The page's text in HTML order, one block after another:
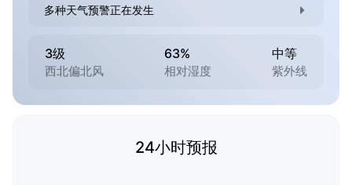
多种天气预警正在发生
3级
西北偏北风
63%
相对湿度
中等
紫外线
24小时预报